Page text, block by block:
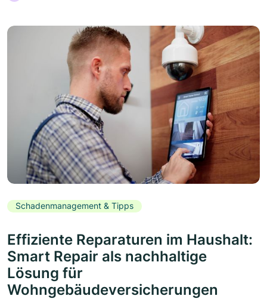
Schadenmanagement & Tipps
Effiziente Reparaturen im Haushalt:
Smart Repair als nachhaltige
Lösung für
Wohngebäudeversicherungen